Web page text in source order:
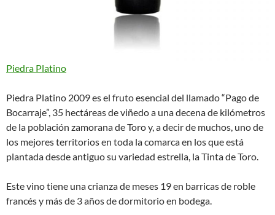
Piedra Platino
Piedra Platino 2009 es el fruto esencial del llamado “Pago de
Bocarraje”, 35 hectáreas de viñedo a una decena de kilómetros
de la población zamorana de Toro y, a decir de muchos, uno de
los mejores territorios en toda la comarca en los que está
plantada desde antiguo su variedad estrella, la Tinta de Toro.
Este vino tiene una crianza de meses 19 en barricas de roble
francés y más de 3 años de dormitorio en bodega.